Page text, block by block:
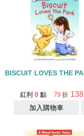
BISCUIT LOVES THE
紅利 0 點 79 折 138
加入購物車